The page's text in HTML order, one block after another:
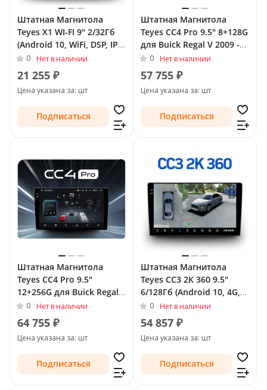
Штатная Магнитола
Teyes X1 WI-FI 9" 2/32Гб
(Android 10, WiFi, DSP, IPS)
для Buick Regal V 2009 -
2013
0 Нет в наличии
21 255 ₽
Цена указана за: шт
Подписаться
Штатная Магнитола
Teyes CC4 Pro 9.5" 8+128G
для Buick Regal V 2009 -
2013
0 Нет в наличии
57 755 ₽
Цена указана за: шт
Подписаться
Штатная Магнитола
Teyes CC4 Pro 9.5"
12+256G для Buick Regal
V 2009 - 2013
0 Нет в наличии
64 755 ₽
Цена указана за: шт
Подписаться
Штатная Магнитола
Teyes CC3 2К 360 9.5"
6/128Гб (Android 10, 4G,
DSP, QLed) - круговой
обзор для Buick LaCrosse
II 2009 - 2013
0 Нет в наличии
54 857 ₽
Цена указана за: шт
Подписаться